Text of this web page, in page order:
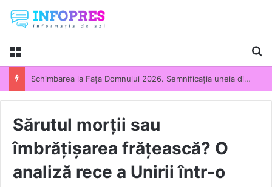
Menu
Schimbarea la Fața Domnului 2026. Semnificația uneia dintre cele mai importante sărbători din calendarul ortodox. Tradiții și obiceiuri păstrate de români
Sărutul morții sau
îmbrățișarea frățească? O
analiză rece a Unirii într-o